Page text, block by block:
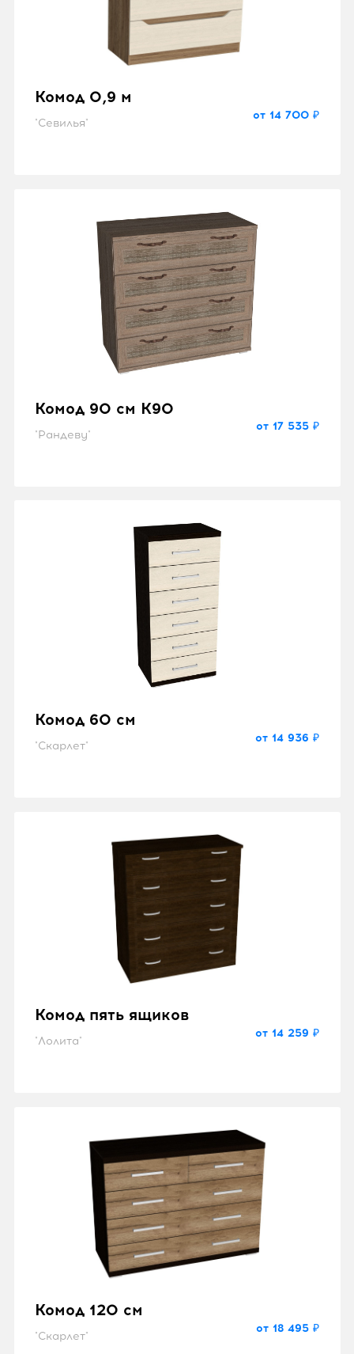
Комод 0,9 м
"Севилья"
от 14 700 ₽
Комод 90 см K90
"Рандеву"
от 17 535 ₽
Комод 60 см
"Скарлет"
от 14 936 ₽
Комод пять ящиков
"Лолита"
от 14 259 ₽
Комод 120 см
"Скарлет"
от 18 495 ₽